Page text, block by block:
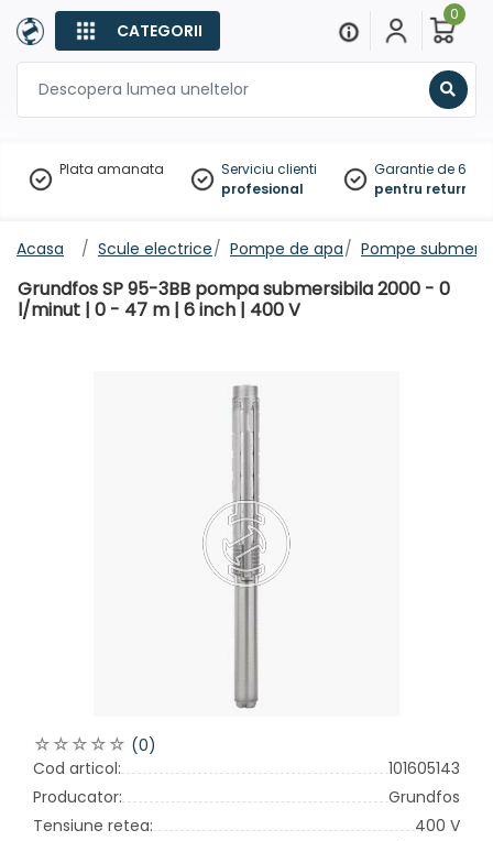
CATEGORII
0
Plata amanata
Serviciu clienti
profesional
Garantie de 60
pentru
Acasa Scule electrice Pompe de apa Pompe
Grundfos SP 95-3BB pompa submersibila 2000 - 0
l/minut | 0 - 47 m | 6 inch | 400 V
(0)
Cod articol:
101605143
Producator:
Grundfos
Tensiune retea:
400 V